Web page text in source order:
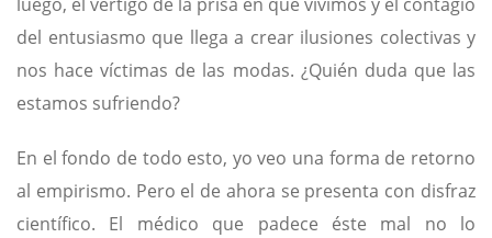
del entusiasmo que llega a crear ilusiones colectivas y
nos hace víctimas de las modas. ¿Quién duda que las
estamos sufriendo?
En el fondo de todo esto, yo veo una forma de retorno
al empirismo. Pero el de ahora se presenta con disfraz
científico. El médico que padece éste mal no lo